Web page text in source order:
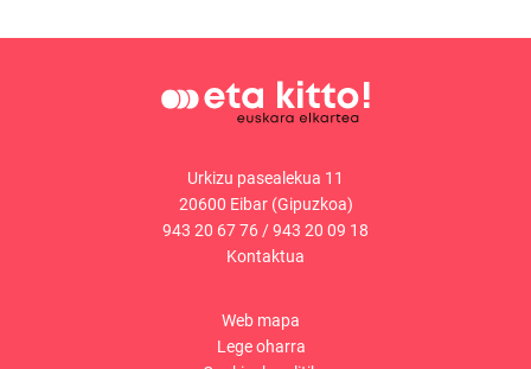
Urkizu pasealekua 11
20600 Eibar (Gipuzkoa)
943 20 67 76 /943 20 09 18
Kontaktua
Web mapa
Lege oharra